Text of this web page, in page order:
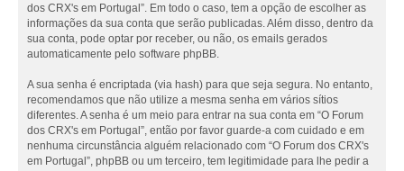
dos CRX's em Portugal”. Em todo o caso, tem a opção de escolher as
informações da sua conta que serão publicadas. Além disso, dentro da
sua conta, pode optar por receber, ou não, os emails gerados
automaticamente pelo software phpBB.
A sua senha é encriptada (via hash) para que seja segura. No entanto,
recomendamos que não utilize a mesma senha em vários sítios
diferentes. A senha é um meio para entrar na sua conta em “O Forum
dos CRX's em Portugal”, então por favor guarde-a com cuidado e em
nenhuma circunstância alguém relacionado com “O Forum dos CRX's
em Portugal”, phpBB ou um terceiro, tem legitimidade para lhe pedir a